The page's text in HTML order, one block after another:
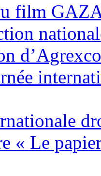
film
d’Agrexco
« Le